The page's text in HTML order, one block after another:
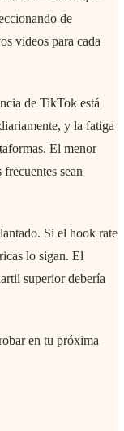
de
videos para cada
de TikTok está
y la fatiga
El menor
sean
Si el hook rate
lo sigan. El
superior debería
en tu próxima